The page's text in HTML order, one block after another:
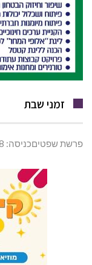
זמני שבת
פרשת שפטיםכניסה: 19:08 יציאה: 20:04